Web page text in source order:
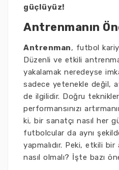
güçlüyüz!
Antrenmanın
Antrenman, futbol
Düzenli ve etkili
yakalamak neredeyse
sadece yetenekle değil,
de ilgilidir. Doğru
performansınızı
ki, bir sanatçı nasıl her
futbolcular da aynı
yapmalıdır. Peki, etkili
nasıl olmalı? İşte bazı